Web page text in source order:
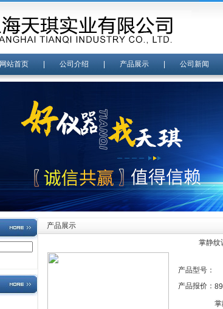
网站首页| 公司介绍 产品展示| 公司新闻
产品展示
掌静纹
产品型号：
产品报价：